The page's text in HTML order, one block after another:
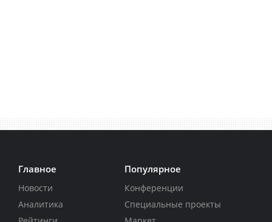
Главное
Новости
Аналитика
Популярное
Конференции
Специальные проекты